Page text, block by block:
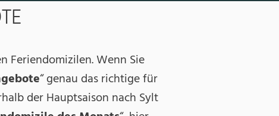
Feriendomizilen. Wenn Sie
“ genau das richtige für
der Hauptsaison nach Sylt